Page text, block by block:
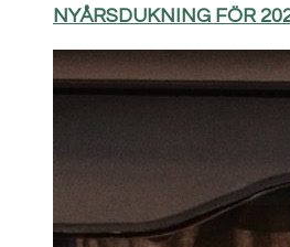
NYÅRSDUKNING FÖR